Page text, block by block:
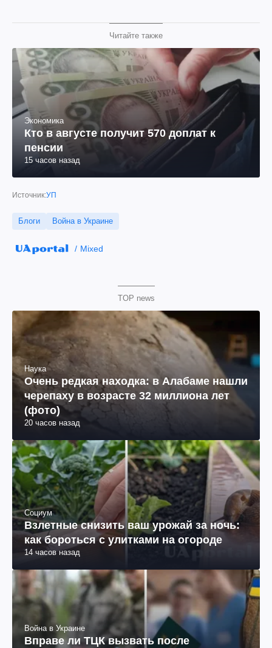
Читайте также
Экономика
Кто в августе получит 570 доплат к
пенсии
15 часов назад
Источник:УП
Блоги Война в Украине
Mixed
TOP news
Наука
Очень редкая находка: в Алабаме нашли
черепаху в возрасте 32 миллиона лет
(фото)
20 часов назад
Социум
Взлетные снизить ваш урожай за ночь:
как бороться с улитками на огороде
14 часов назад
Война в Украине
Вправе ли ТЦК вызвать после